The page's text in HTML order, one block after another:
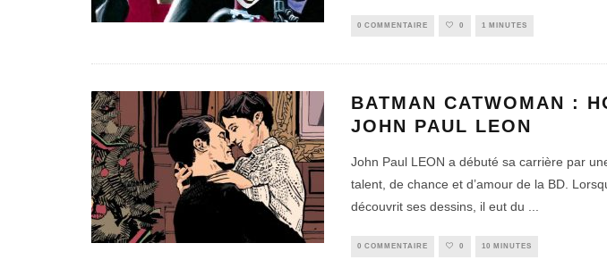
0 COMMENTAIRE 0 1 MINUTES
BATMAN CATWOMAN :
JOHN PAUL LEON
John Paul LEON a débuté sa carrière par
talent, de chance et d’amour de la BD.
découvrit ses dessins, il eut du
0 COMMENTAIRE 0 10 MINUTES